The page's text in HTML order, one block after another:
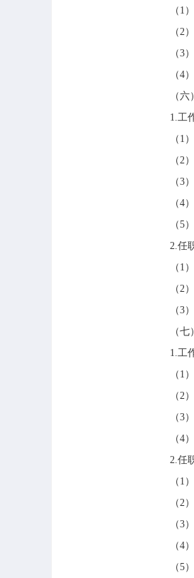
（1）
（2）
（3）
（4）
（六）
1.工作
（1）
（2）
（3）
（4）
（5）
2.任职
（1）
（2）
（3）
（七）
1.工作
（1）
（2）
（3）
（4）
2.任职
（1）
（2）
（3）
（4）
（5）